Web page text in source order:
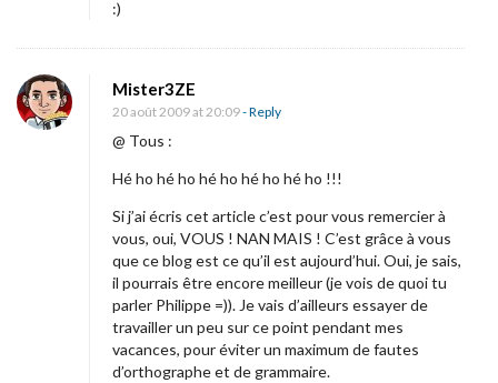
:)
Mister3ZE
20 août 2009 at 20:09- Reply
@ Tous :
Hé ho hé ho hé ho hé ho hé ho !!!
Si j’ai écris cet article c’est pour vous remercier à
vous, oui, VOUS ! NAN MAIS ! C’est grâce à vous
que ce blog est ce qu’il est aujourd’hui. Oui, je sais,
il pourrais être encore meilleur (je vois de quoi tu
parler Philippe =)). Je vais d’ailleurs essayer de
travailler un peu sur ce point pendant mes
vacances, pour éviter un maximum de fautes
d’orthographe et de grammaire.